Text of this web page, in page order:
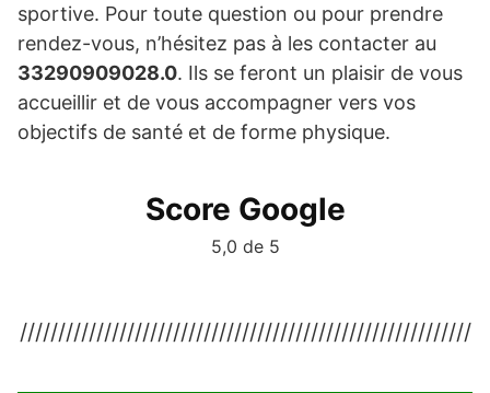
sportive. Pour toute question ou pour prendre
rendez-vous, n’hésitez pas à les contacter au
33290909028.0. Ils se feront un plaisir de vous
accueillir et de vous accompagner vers vos
objectifs de santé et de forme physique.
Score Google
5,0 de 5
///////////////////////////////////////////////////////////